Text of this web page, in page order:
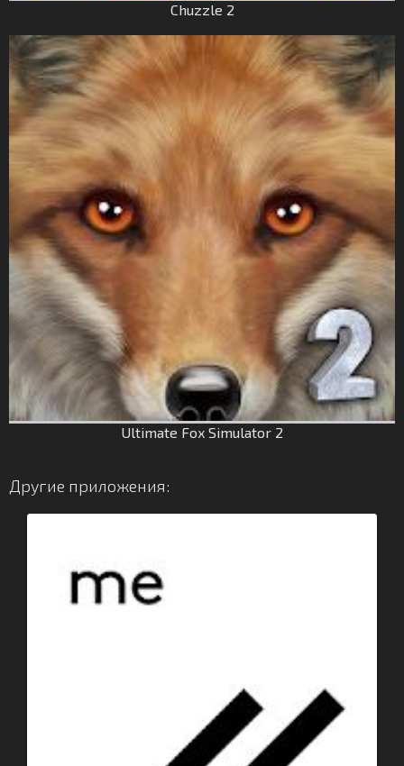
Chuzzle 2
Ultimate Fox Simulator 2
Другие приложения: